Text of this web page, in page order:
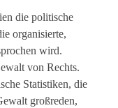
die politische
organisierte,
wird.
von Rechts.
Statistiken, die
großreden,